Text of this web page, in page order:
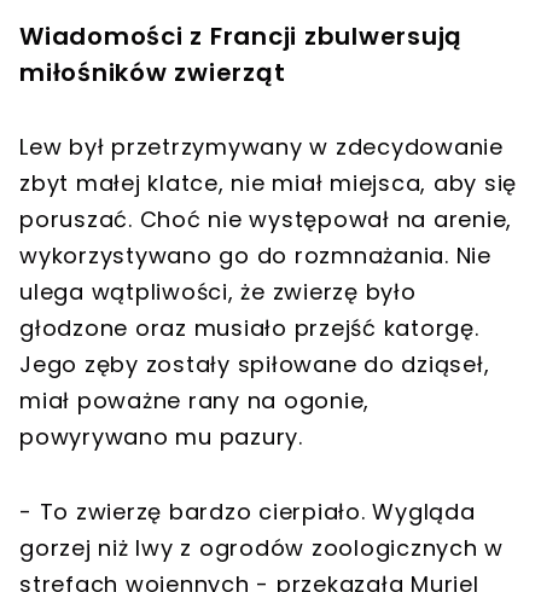
Wiadomości z Francji zbulwersują
miłośników zwierząt
Lew był przetrzymywany w zdecydowanie
zbyt małej klatce, nie miał miejsca, aby się
poruszać. Choć nie występował na arenie,
wykorzystywano go do rozmnażania. Nie
ulega wątpliwości, że zwierzę było
głodzone oraz musiało przejść katorgę.
Jego zęby zostały spiłowane do dziąseł,
miał poważne rany na ogonie,
powyrywano mu pazury.
- To zwierzę bardzo cierpiało. Wygląda
gorzej niż lwy z ogrodów zoologicznych w
strefach wojennych - przekazała Muriel